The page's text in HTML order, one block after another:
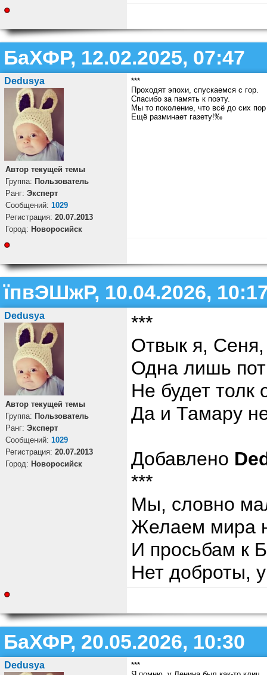
БаХФР, 12.02.2025, 07:47
Dedusya
Автор текущей темы
Группа: Пользователь
Ранг: Эксперт
Cообщений: 1029
Регистрация: 20.07.2013
Город: Новоросийск
***
Проходят эпохи, спускаемся с гор.
Спасибо за память к поэту.
Мы то поколение, что всё до сих пор
Ещё разминает газету!‰
їпвЭШжР, 10.04.2026,
Dedusya
Автор текущей темы
Группа: Пользователь
Ранг: Эксперт
Cообщений: 1029
Регистрация: 20.07.2013
Город: Новоросийск
***
Отвык я, Сеня,
Одна лишь
Не будет толк
Да и Тамару
Добавлено
***
Мы, словно
Желаем мира
И просьбам к
Нет доброты,
БаХФР, 20.05.2026, 10:30
Dedusya
***